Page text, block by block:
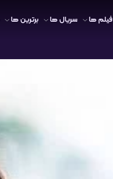
فیلم ها سریال ها برترین ها